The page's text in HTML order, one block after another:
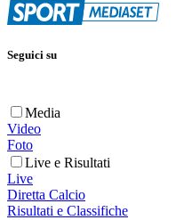
Seguici su
Media
Video
Foto
Live e Risultati
Live
Diretta Calcio
Risultati e Classifiche